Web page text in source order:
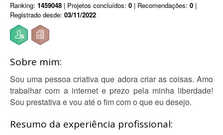
Ranking: 1459048 | Projetos concluídos: 0 | Recomendações: 0 |
Registrado desde: 03/11/2022
Sobre mim:
Sou uma pessoa criativa que adora criar as coisas. Amo
trabalhar com a internet e prezo pela minha liberdade!
Sou prestativa e vou até o fim com o que eu desejo.
Resumo da experiência profissional: